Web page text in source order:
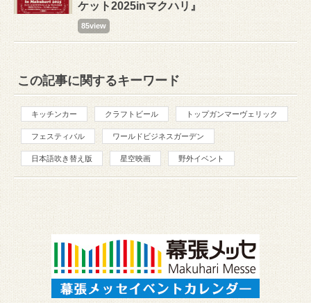
ケット2025inマクハリ』
85view
この記事に関するキーワード
キッチンカー クラフトビール トップガンマーヴェリック
フェスティバル ワールドビジネスガーデン
日本語吹き替え版 星空映画 野外イベント